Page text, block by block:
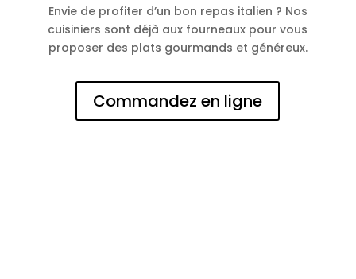
Envie de profiter d’un bon repas italien ? Nos
cuisiniers sont déjà aux fourneaux pour vous
proposer des plats gourmands et généreux.
Commandez en ligne